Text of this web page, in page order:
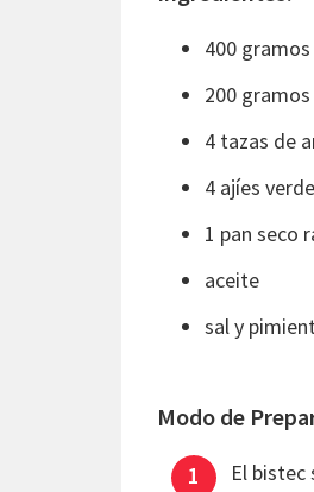
400
200
4 tazas de
4 ajíes
1 pan seco
aceite
sal y
Modo de
El bistec